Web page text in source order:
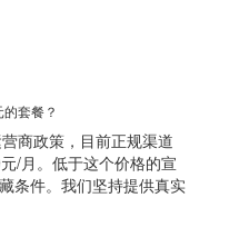
套餐？
商政策，目前正规渠道
/月。低于这个价格的宣
条件。我们坚持提供真实